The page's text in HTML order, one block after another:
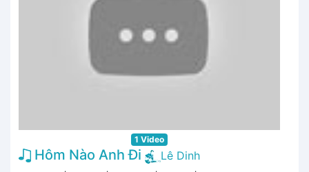
1 Video
Hôm Nào Anh Đi
Lê Dinh